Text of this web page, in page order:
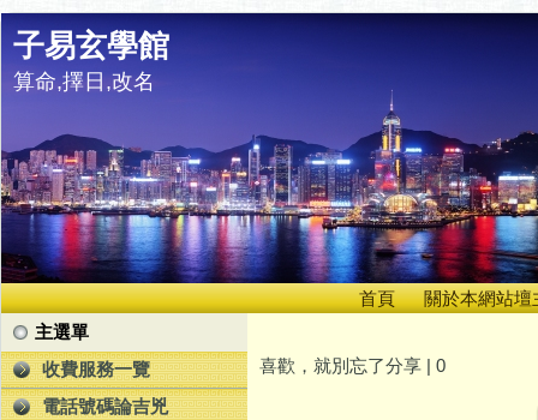
子易玄學館
算命,擇日,改名
首頁
關於本網站壇
主選單
收費服務一覽
電話號碼論吉兇
喜歡，就別忘了分享 | 0